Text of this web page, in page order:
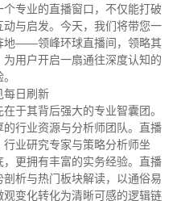
专业的直播窗口，不仅能打破
与启发。今天，我们将带您一
地——领峰环球直播间，领略其
用户开启一扇通往深度认知的
每日刷新
于其背后强大的专业智囊团。
行业资源与分析师团队。直播
业研究专家与策略分析师坐
更拥有丰富的实务经验。直播
析与热门板块解读，以通俗易
变化转化为清晰可感的逻辑链